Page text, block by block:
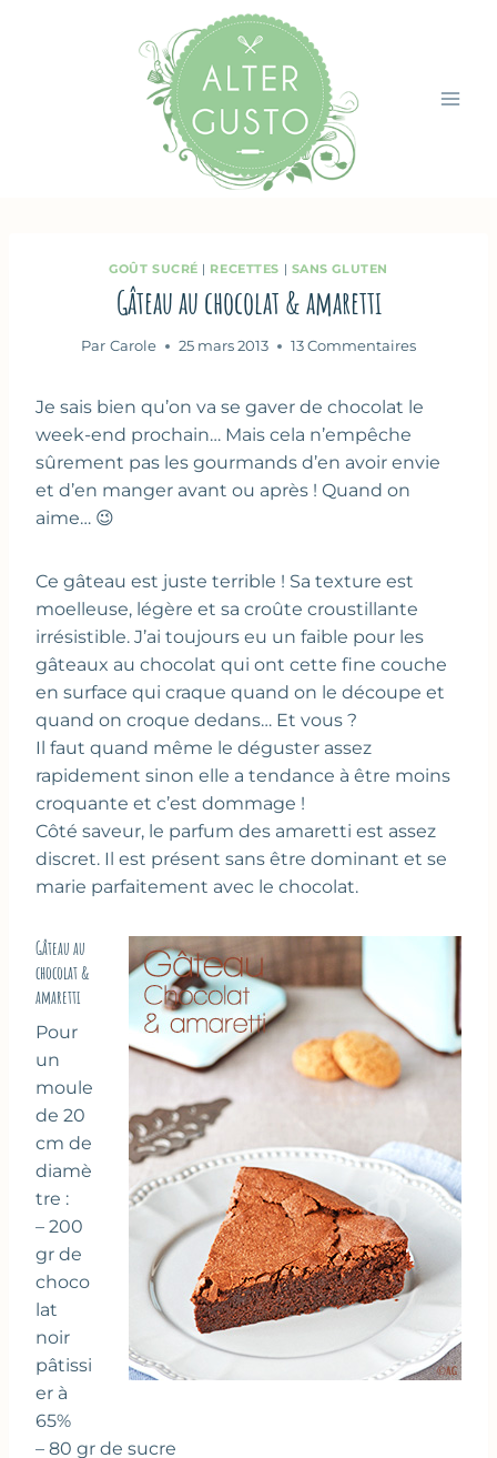
GOÛT SUCRÉ | RECETTES | SANS GLUTEN
Gâteau au chocolat & amaretti
Par Carole 25 mars 2013 13 Commentaires
Je sais bien qu’on va se gaver de chocolat le
week-end prochain… Mais cela n’empêche
sûrement pas les gourmands d’en avoir envie
et d’en manger avant ou après ! Quand on
aime… 😉
Ce gâteau est juste terrible ! Sa texture est
moelleuse, légère et sa croûte croustillante
irrésistible. J’ai toujours eu un faible pour les
gâteaux au chocolat qui ont cette fine couche
en surface qui craque quand on le découpe et
quand on croque dedans… Et vous ?
Il faut quand même le déguster assez
rapidement sinon elle a tendance à être moins
croquante et c’est dommage !
Côté saveur, le parfum des amaretti est assez
discret. Il est présent sans être dominant et se
marie parfaitement avec le chocolat.
Gâteau au
chocolat &
amaretti
Pour
un
moule
de 20
cm de
diamè
tre :
– 200
gr de
choco
lat
noir
pâtissi
er à
65%
– 80 gr de sucre